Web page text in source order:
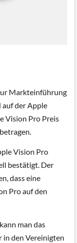
Markteinführung
auf der Apple
Vision Pro Preis
Vision Pro
bestätigt. Der
dass eine
Pro auf den
man das
den Vereinigten